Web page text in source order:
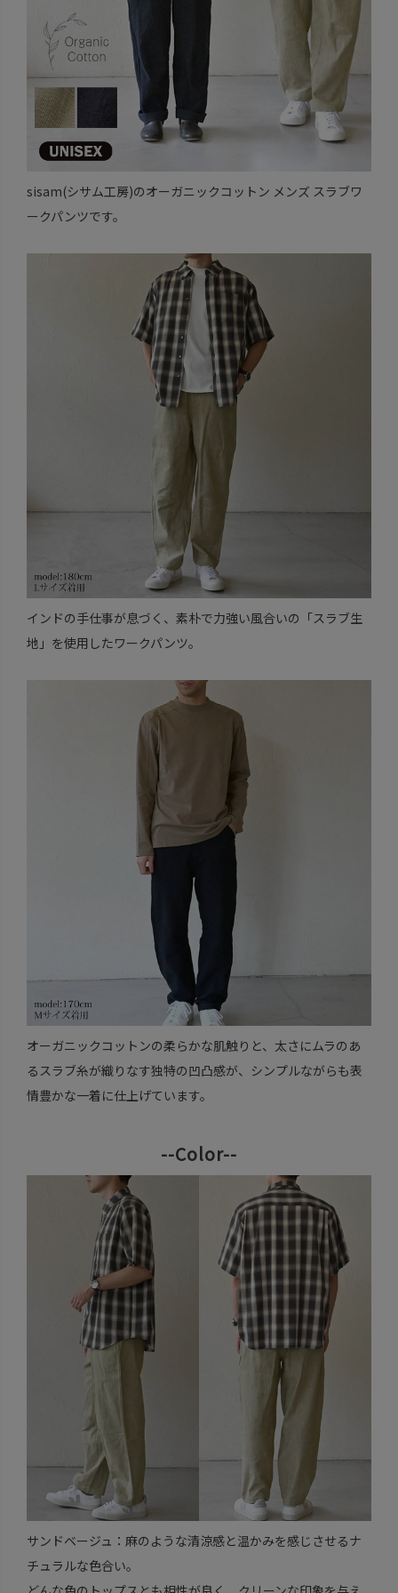
sisam(シサム工房)のオーガニックコットン メンズ スラブワ
ークパンツです。
インドの手仕事が息づく、素朴で力強い風合いの「スラブ生
地」を使用したワークパンツ。
オーガニックコットンの柔らかな肌触りと、太さにムラのあ
るスラブ糸が織りなす独特の凹凸感が、シンプルながらも表
情豊かな一着に仕上げています。
--Color--
サンドベージュ：麻のような清涼感と温かみを感じさせるナ
チュラルな色合い。